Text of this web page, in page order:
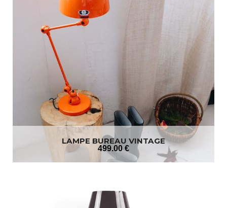
LAMPE BUREAU VINTAGE
499.00 €